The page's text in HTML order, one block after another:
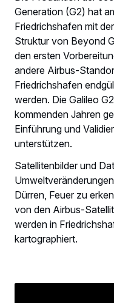
Generation (G2) hat
Friedrichshafen mit
Struktur von Beyond
den ersten
andere Airbus-
Friedrichshafen
werden. Die Galileo
kommenden Jahren
Einführung und
unterstützen.
Satellitenbilder und
Dürren, Feuer zu
von den Airbus-
werden in
kartographiert.